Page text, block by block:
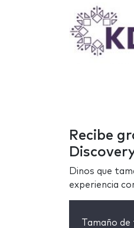
Recibe
Dinos que
experiencia
Tamaño